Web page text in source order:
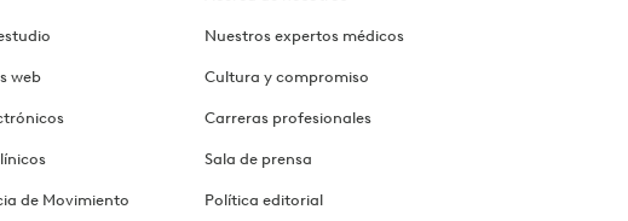
web
de Movimiento
Nuestros expertos médicos
Cultura y compromiso
Carreras profesionales
Sala de prensa
Política editorial